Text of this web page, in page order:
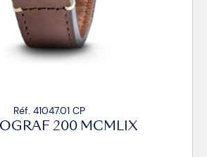
Réf. 41047.01 CP
200 MCMLIX